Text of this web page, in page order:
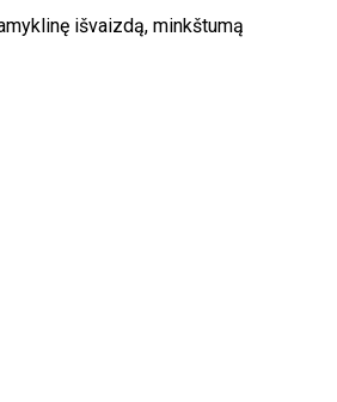
išvaizdą, minkštumą